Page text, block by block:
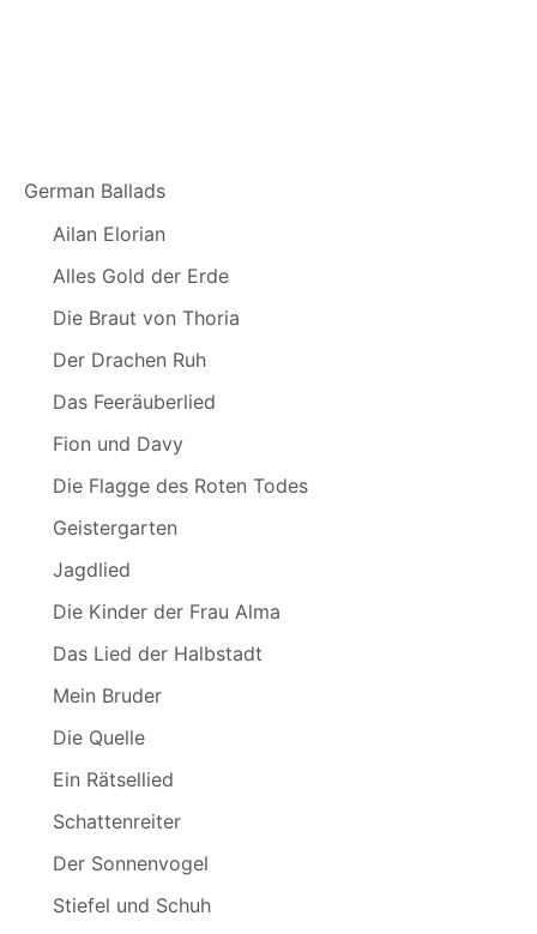
German Ballads
Ailan Elorian
Alles Gold der Erde
Die Braut von Thoria
Der Drachen Ruh
Das Feeräuberlied
Fion und Davy
Die Flagge des Roten Todes
Geistergarten
Jagdlied
Die Kinder der Frau Alma
Das Lied der Halbstadt
Mein Bruder
Die Quelle
Ein Rätsellied
Schattenreiter
Der Sonnenvogel
Stiefel und Schuh